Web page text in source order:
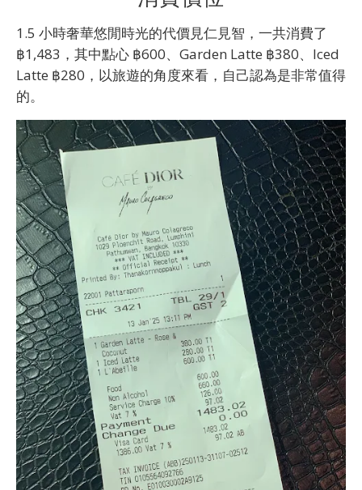
1.5 小時奢華悠閒時光的代價見仁見智，一共消費了
฿1,483，其中點心 ฿600、Garden Latte ฿380、Iced
Latte ฿280，以旅遊的角度來看，自己認為是非常值得
的。